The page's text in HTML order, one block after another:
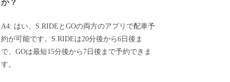
か？
A4: はい、S.RIDEとGOの両方のアプリで配車予
約が可能です。S.RIDEは20分後から6日後ま
で、GOは最短15分後から7日後まで予約できま
す。